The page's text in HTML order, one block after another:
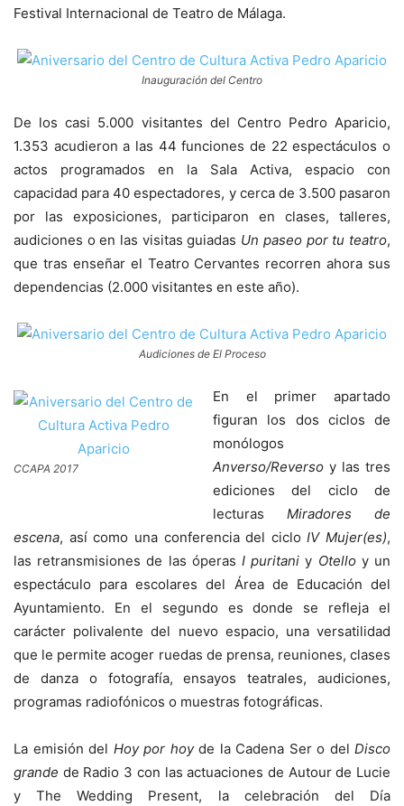
Festival Internacional de Teatro de Málaga.
Inauguración del Centro
De los casi 5.000 visitantes del Centro Pedro Aparicio,
1.353 acudieron a las 44 funciones de 22 espectáculos o
actos programados en la Sala Activa, espacio con
capacidad para 40 espectadores, y cerca de 3.500 pasaron
por las exposiciones, participaron en clases, talleres,
audiciones o en las visitas guiadas Un paseo por tu teatro,
que tras enseñar el Teatro Cervantes recorren ahora sus
dependencias (2.000 visitantes en este año).
Audiciones de El Proceso
CCAPA 2017
En el primer apartado
figuran los dos ciclos de
monólogos
Anverso/Reverso y las tres
ediciones del ciclo de
lecturas Miradores de
escena, así como una conferencia del cicloIV Mujer(es),
las retransmisiones de las óperas I puritani y Otelloy un
espectáculo para escolares del Área de Educación del
Ayuntamiento. En el segundo es donde se refleja el
carácter polivalente del nuevo espacio, una versatilidad
que le permite acoger ruedas de prensa, reuniones, clases
de danza o fotografía, ensayos teatrales, audiciones,
programas radiofónicos o muestras fotográficas.
La emisión del Hoy por hoyde la Cadena Ser o del Disco
grande de Radio 3 con las actuaciones de Autour de Lucie
y The Wedding Present, la celebración del Día